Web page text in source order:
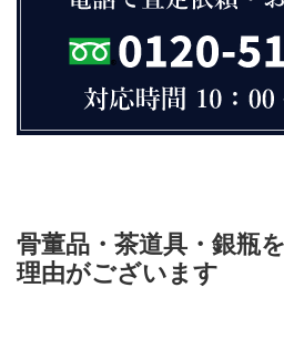
骨董品・茶道具・銀瓶
理由がございます